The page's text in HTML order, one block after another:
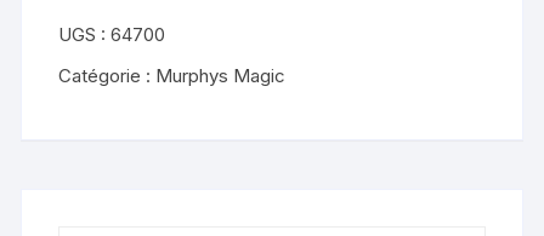
Touch
-
UGS :64700
Catégorie : Murphys Magic